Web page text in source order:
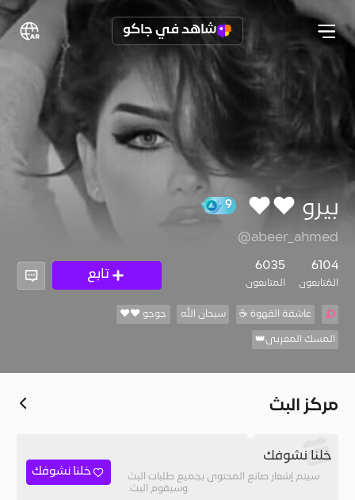
شاهد في جاكو
بيرو ❤️❤️
9
@abeer_ahmed
6104
المُتابعون
6035
المتابعون
تابع
عاشقة القهوة ☕ سبحان الله جوجو ❤️❤️
المسك المغربى👑
مركز البث
خلنا نشوفك
سيتم إشعار صانع المحتوى بجميع طلبات البث
وسيقوم البث.
خلنا نشوفك